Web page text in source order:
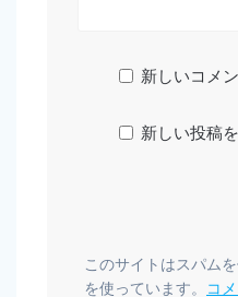
新しいコメ
新しい投稿
このサイトはスパム
を使っています。 コ